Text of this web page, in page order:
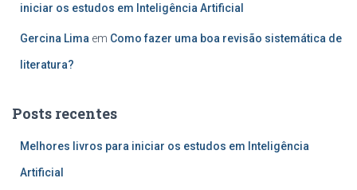
iniciar os estudos em Inteligência Artificial
Gercina Lima em Como fazer uma boa revisão sistemática de
literatura?
Posts recentes
Melhores livros para iniciar os estudos em Inteligência
Artificial